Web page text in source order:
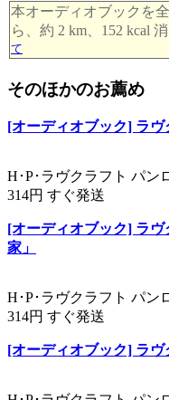
本オーディオブックを
ら、約 2 km、152 kcal
て
そのほかのお薦め
[オーディオブック] ラヴ
H･P･ラヴクラフト パン
314円 すぐ発送
[オーディオブック] ラ
家」
H･P･ラヴクラフト パン
314円 すぐ発送
[オーディオブック] ラヴ